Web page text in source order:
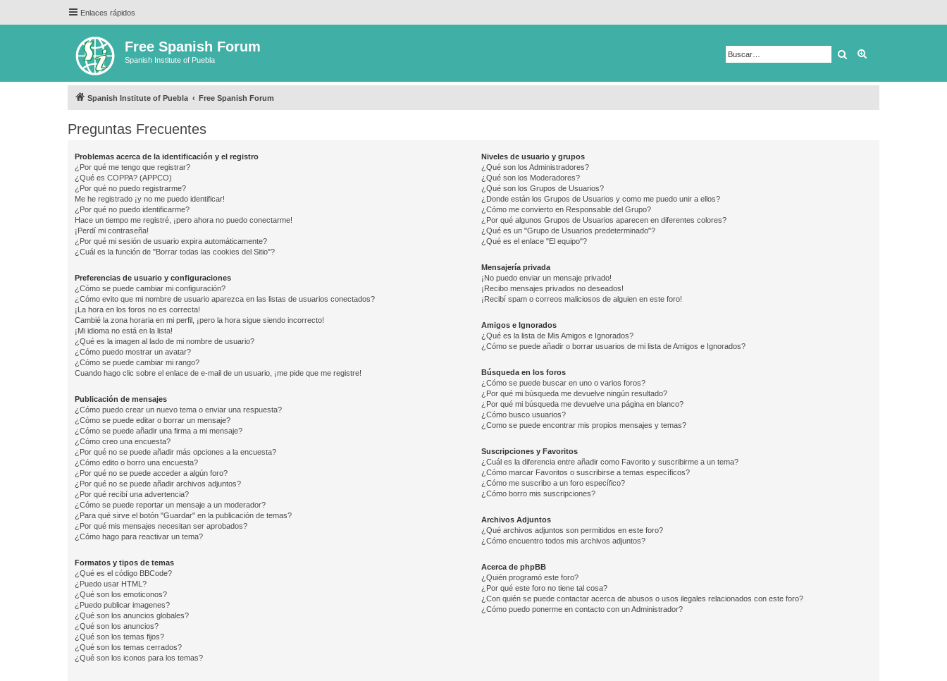
Enlaces rápidos
Free Spanish Forum
Spanish Institute of Puebla Buscar
Spanish Institute of Puebla Free Spanish Forum
Preguntas Frecuentes
Problemas acerca de la identificación y el registro
¿Por qué me tengo que registrar?
¿Qué es COPPA? (APPCO)
¿Por qué no puedo registrarme?
Me he registrado ¡y no me puedo identificar!
¿Por qué no puedo identificarme?
Hace un tiempo me registré, ¡pero ahora no puedo conectarme!
¡Perdí mi contraseña!
¿Por qué mi sesión de usuario expira automáticamente?
¿Cuál es la función de "Borrar todas las cookies del Sitio"?
Preferencias de usuario y configuraciones
¿Cómo se puede cambiar mi configuración?
¿Cómo evito que mi nombre de usuario aparezca en las listas de usuarios conectados?
¡La hora en los foros no es correcta!
Cambié la zona horaria en mi perfil, ¡pero la hora sigue siendo incorrecto!
¡Mi idioma no está en la lista!
¿Qué es la imagen al lado de mi nombre de usuario?
¿Cómo puedo mostrar un avatar?
¿Cómo se puede cambiar mi rango?
Cuando hago clic sobre el enlace de e-mail de un usuario, ¡me pide que me registre!
Publicación de mensajes
¿Cómo puedo crear un nuevo tema o enviar una respuesta?
¿Cómo se puede editar o borrar un mensaje?
¿Cómo se puede añadir una firma a mi mensaje?
¿Cómo creo una encuesta?
¿Por qué no se puede añadir más opciones a la encuesta?
¿Cómo edito o borro una encuesta?
¿Por qué no se puede acceder a algún foro?
¿Por qué no se puede añadir archivos adjuntos?
¿Por qué recibí una advertencia?
¿Cómo se puede reportar un mensaje a un moderador?
¿Para qué sirve el botón "Guardar" en la publicación de temas?
¿Por qué mis mensajes necesitan ser aprobados?
¿Cómo hago para reactivar un tema?
Formatos y tipos de temas
¿Qué es el código BBCode?
¿Puedo usar HTML?
¿Qué son los emoticonos?
¿Puedo publicar imagenes?
¿Qué son los anuncios globales?
¿Qué son los anuncios?
¿Qué son los temas fijos?
¿Qué son los temas cerrados?
¿Qué son los iconos para los temas?
Niveles de usuario y grupos
¿Qué son los Administradores?
¿Qué son los Moderadores?
¿Qué son los Grupos de Usuarios?
¿Donde están los Grupos de Usuarios y como me puedo unir a ellos?
¿Cómo me convierto en Responsable del Grupo?
¿Por qué algunos Grupos de Usuarios aparecen en diferentes colores?
¿Qué es un "Grupo de Usuarios predeterminado"?
¿Qué es el enlace "El equipo"?
Mensajería privada
¡No puedo enviar un mensaje privado!
¡Recibo mensajes privados no deseados!
¡Recibí spam o correos maliciosos de alguien en este foro!
Amigos e Ignorados
¿Qué es la lista de Mis Amigos e Ignorados?
¿Cómo se puede añadir o borrar usuarios de mi lista de Amigos e Ignorados?
Búsqueda en los foros
¿Cómo se puede buscar en uno o varios foros?
¿Por qué mi búsqueda me devuelve ningún resultado?
¿Por qué mi búsqueda me devuelve una página en blanco?
¿Cómo busco usuarios?
¿Como se puede encontrar mis propios mensajes y temas?
Suscripciones y Favoritos
¿Cuál es la diferencia entre añadir como Favorito y suscribirme a un tema?
¿Cómo marcar Favoritos o suscribirse a temas específicos?
¿Cómo me suscribo a un foro específico?
¿Cómo borro mis suscripciones?
Archivos Adjuntos
¿Qué archivos adjuntos son permitidos en este foro?
¿Cómo encuentro todos mis archivos adjuntos?
Acerca de phpBB
¿Quién programó este foro?
¿Por qué este foro no tiene tal cosa?
¿Con quién se puede contactar acerca de abusos o usos ilegales relacionados con este foro?
¿Cómo puedo ponerme en contacto con un Administrador?